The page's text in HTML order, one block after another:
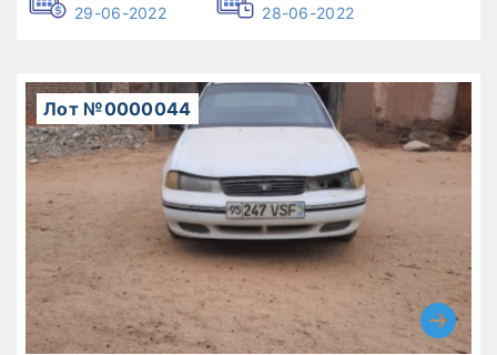
29-06-2022
28-06-2022
Лот №0000044